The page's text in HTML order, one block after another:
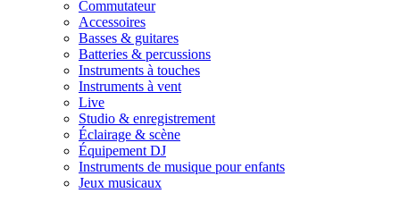
Commutateur
Accessoires
Basses & guitares
Batteries & percussions
Instruments à touches
Instruments à vent
Live
Studio & enregistrement
Éclairage & scène
Équipement DJ
Instruments de musique pour enfants
Jeux musicaux